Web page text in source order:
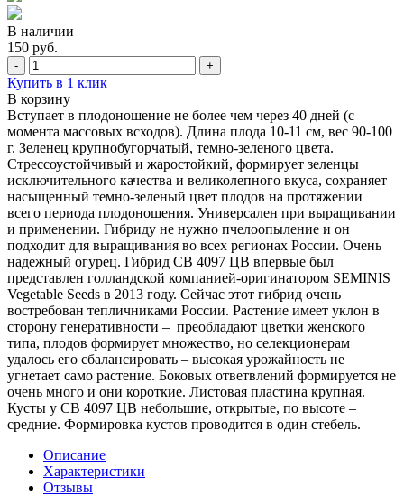
В наличии
150 руб.
- +
Купить в 1 клик
В корзину
Вступает в плодоношение не более чем через 40 дней (c
момента массовых всходов). Длина плода 10-11 см, вес 90-100
г. Зеленец крупнобугорчатый, темно-зеленого цвета.
Стрессоустойчивый и жаростойкий, формирует зеленцы
исключительного качества и великолепного вкуса, сохраняет
насыщенный темно-зеленый цвет плодов на протяжении
всего периода плодоношения. Универсален при выращивании
и применении. Гибриду не нужно пчелоопыление и он
подходит для выращивания во всех регионах России. Очень
надежный огурец. Гибрид СВ 4097 ЦВ впервые был
представлен голландской компанией-оригинатором SEMINIS
Vegetable Seeds в 2013 году. Сейчас этот гибрид очень
востребован тепличниками России. Растение имеет уклон в
сторону генеративности – преобладают цветки женского
типа, плодов формирует множество, но селекционерам
удалось его сбалансировать – высокая урожайность не
угнетает само растение. Боковых ответвлений формируется не
очень много и они короткие. Листовая пластина крупная.
Кусты у СВ 4097 ЦВ небольшие, открытые, по высоте –
средние. Формировка кустов проводится в один стебель.
Описание
Характеристики
Отзывы